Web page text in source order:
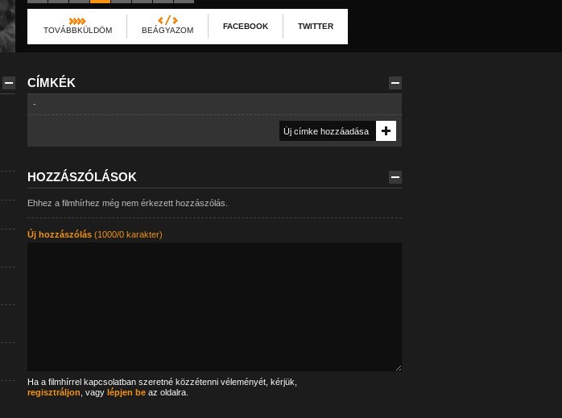
TOVÁBBKÜLDÖM BEÁGYAZOM FACEBOOK TWITTER
CÍMKÉK
-
HOZZÁSZÓLÁSOK
Ehhez a filmhírhez még nem érkezett hozzászólás.
Új hozzászólás(1000/0 karakter)
Ha a filmhírrel kapcsolatban szeretné közzétenni véleményét, kérjük,
regisztráljon , vagy lépjen beaz oldalra.